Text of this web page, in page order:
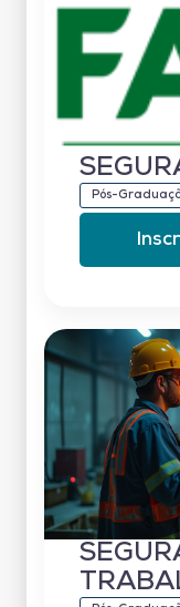
Pós-